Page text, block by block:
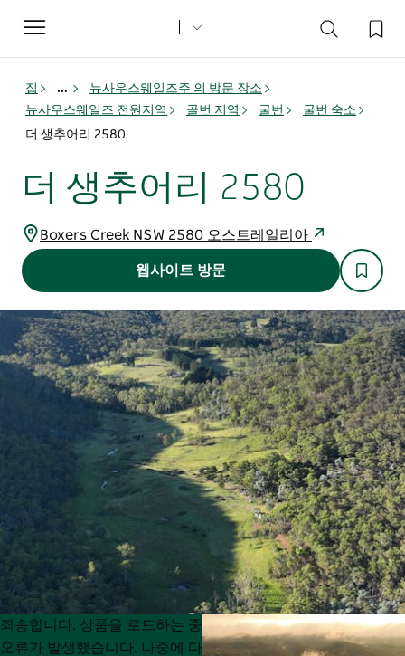
Toggle
navigation
집 ...
뉴사우스웨일즈주 의 방문 장소
뉴사우스웨일즈 전원지역
골번 지역 굴번
굴번 숙소
더 생추어리 2580
더 생추어리 2580
Boxers Creek NSW 2580 오스트레일리아
웹사이트 방문
Product
List
Product
List
죄송합니다. 상품을 로드하는 중
오류가 발생했습니다. 나중에 다